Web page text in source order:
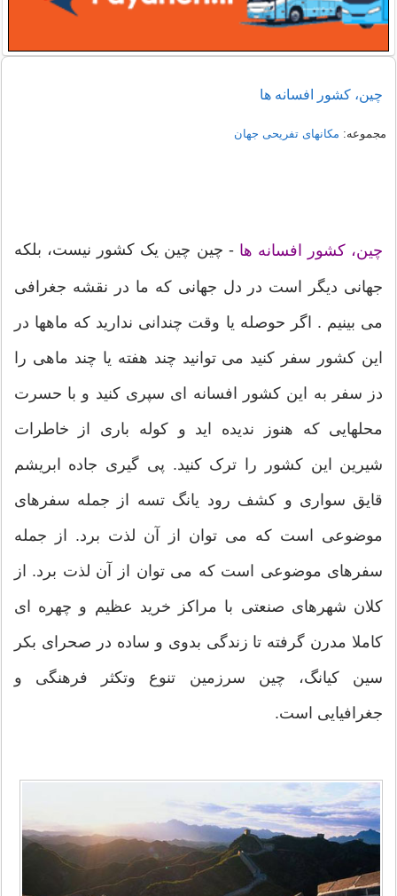
چین، کشور افسانه ها
مجموعه: مکانهای تفریحی جهان
چین، کشور افسانه ها - چین چین یک کشور نیست، بلکه
جهانی دیگر است در دل جهانی که ما در نقشه جغرافی
می بینیم . اگر حوصله یا وقت چندانی ندارید که ماهها در
این کشور سفر کنید می توانید چند هفته یا چند ماهی را
دز سفر به این کشور افسانه ای سپری کنید و با حسرت
محلهایی که هنوز ندیده اید و کوله باری از خاطرات
شیرین این کشور را ترک کنید. پی گیری جاده ابریشم
قایق سواری و کشف رود یانگ تسه از جمله سفرهای
موضوعی است که می توان از آن لذت برد. از جمله
سفرهای موضوعی است که می توان از آن لذت برد. از
کلان شهرهای صنعتی با مراکز خرید عظیم و چهره ای
کاملا مدرن گرفته تا زندگی بدوی و ساده در صحرای بکر
سین کیانگ، چین سرزمین تنوع وتکثر فرهنگی و
جغرافیایی است.